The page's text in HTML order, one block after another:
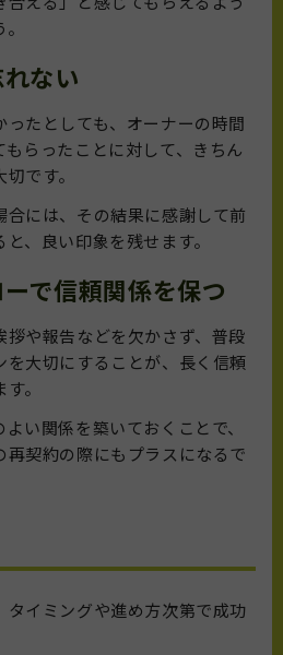
ない
たとしても、オーナーの時間
らったことに対して、きちん
です。
合には、その結果に感謝して前
、良い印象を残せます。
で信頼関係を保つ
や報告などを欠かさず、普段
を大切にすることが、長く信頼
。
い関係を築いておくことで、
契約の際にもプラスになるで
タイミングや進め方次第で成功